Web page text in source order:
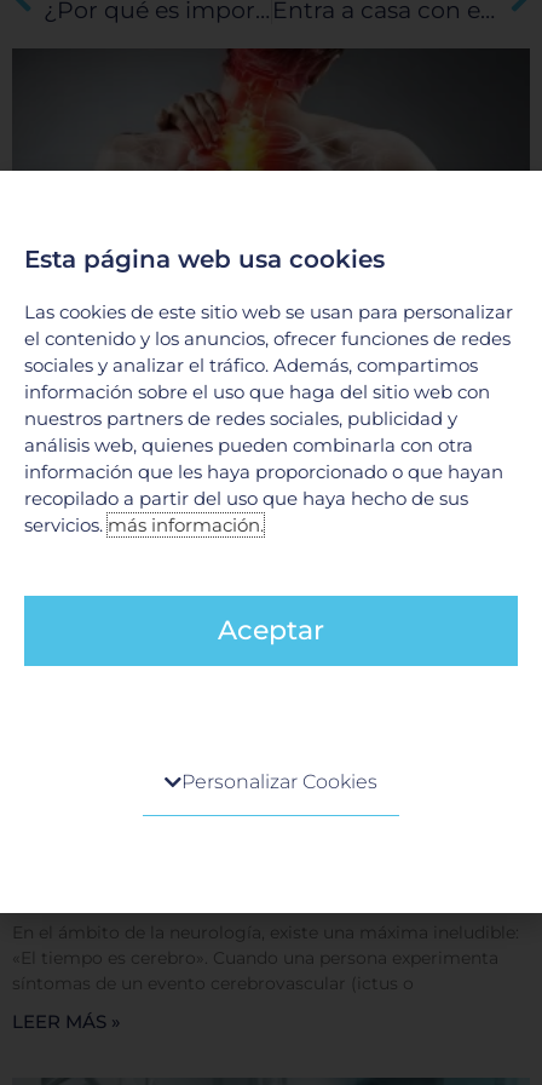
¿Por qué es importante la vacunación pediátrica? Entra a casa con el menor riesgo de contagio por COVID-19
Tumores Raquimedulares: ¿Qué son y cómo
se tratan?
17 junio, 2026
En el Hospital Galenia, la excelencia médica y la tecnología
de vanguardia se unen para ofrecer soluciones integrales en
el tratamiento de afecciones complejas. Hoy
LEER MÁS »
En el ámbito de la neurología, existe una máxima ineludible:
«El tiempo es cerebro». Cuando una persona experimenta
síntomas de un evento cerebrovascular (ictus o
LEER MÁS »
Esta página web usa cookies
Las cookies de este sitio web se usan para personalizar
el contenido y los anuncios, ofrecer funciones de redes
sociales y analizar el tráfico. Además, compartimos
información sobre el uso que haga del sitio web con
nuestros partners de redes sociales, publicidad y
análisis web, quienes pueden combinarla con otra
información que les haya proporcionado o que hayan
recopilado a partir del uso que haya hecho de sus
servicios.más información.
Aceptar
Cuando visita cualquier sitio web, el mismo podría
preferencias o su dispositivo, y se usa
principalmente para que el sitio funcione según lo
esperado. Por lo general, la información no lo
identifica directamente, pero puede proporcionarle
una experiencia web más personalizada. Ya que
Personalizar Cookies